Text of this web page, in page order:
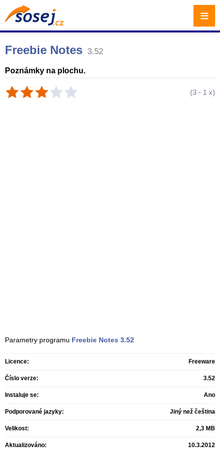
Freebie Notes 3.52
Poznámky na plochu.
(3 - 1 x)
Parametry programu Freebie Notes 3.52
Licence: Freeware
Číslo verze: 3.52
Instaluje se: Ano
Podporované jazyky: Jiný než čeština
Velikost: 2,3 MB
Aktualizováno: 10.3.2012
≡